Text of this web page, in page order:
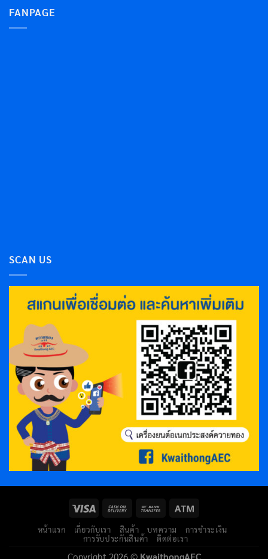
FANPAGE
SCAN US
หน้าแรก เกี่ยวกับเรา สินค้า บทความ
การชำระเงิน
การรับประกันสินค้า
ติดต่อเรา